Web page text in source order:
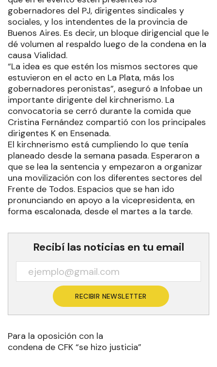
gobernadores del PJ, dirigentes sindicales y
sociales, y los intendentes de la provincia de
Buenos Aires. Es decir, un bloque dirigencial que le
dé volumen al respaldo luego de la condena en la
causa Vialidad.
“La idea es que estén los mismos sectores que
estuvieron en el acto en La Plata, más los
gobernadores peronistas”, aseguró a Infobae un
importante dirigente del kirchnerismo. La
convocatoria se cerró durante la comida que
Cristina Fernández compartió con los principales
dirigentes K en Ensenada.
El kirchnerismo está cumpliendo lo que tenía
planeado desde la semana pasada. Esperaron a
que se lea la sentencia y empezaron a organizar
una movilización con los diferentes sectores del
Frente de Todos. Espacios que se han ido
pronunciando en apoyo a la vicepresidenta, en
forma escalonada, desde el martes a la tarde.
Recibí las noticias en tu email
RECIBIR NEWSLETTER
Para la oposición con la
condena de CFK “se hizo justicia”